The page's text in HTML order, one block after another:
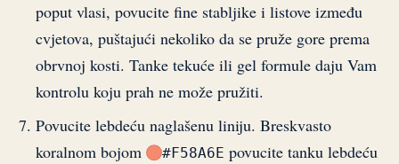
poput vlasi, povucite fine stabljike i listove između
cvjetova, puštajući nekoliko da se pruže gore prema
obrvnoj kosti. Tanke tekuće ili gel formule daju Vam
kontrolu koju prah ne može pružiti.
Povucite lebdeću naglašenu liniju. Breskvasto
koralnom bojom
#F58A6E povucite tanku lebdeću